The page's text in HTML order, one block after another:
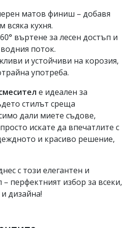
матов финиш – добавя
всяка кухня.
въртене за лесен достъп и
поток.
и устойчиви на корозия,
употреба.
е идеален за
стилът среща
дали миете съдове,
искате да впечатлите с
и красиво решение,
с този елегантен и
перфектният избор за всеки,
дизайна!